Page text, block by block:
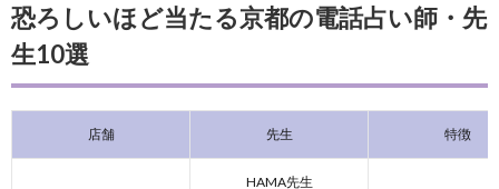
恐ろしいほど当たる京都の電話占い師・先
生10選
店舗 先生 特徴
HAMA先生